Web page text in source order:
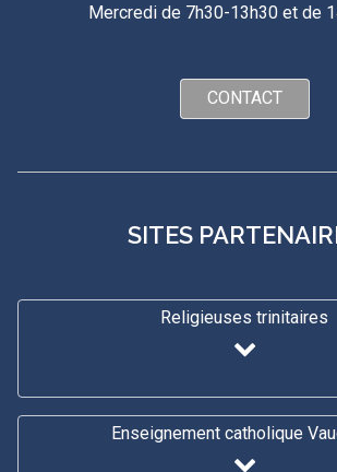
Mercredi de 7h30-13h30 et de
CONTACT
SITES
Religieuses trinitaires
Enseignement catholique